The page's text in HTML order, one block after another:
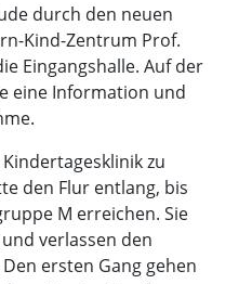
durch den neuen
Kind-Zentrum Prof.
Eingangshalle. Auf der
eine Information und
zu
den Flur entlang, bis
M erreichen. Sie
verlassen den
ersten Gang gehen